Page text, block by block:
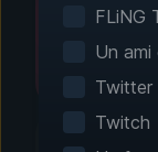
FLiNG
Un ami
Twitter
Twitch